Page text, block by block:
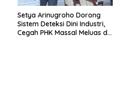
Setya Arinugroho Dorong
Sistem Deteksi Dini Industri,
Cegah PHK Massal Meluas di